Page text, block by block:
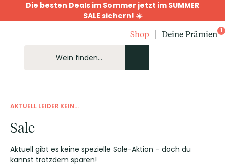
Die besten Deals im Sommer jetzt im SUMMER
SALE sichern! ☀️
Shop
Deine Prämien 1
AKTUELL LEIDER KEIN...
Sale
Aktuell gibt es keine spezielle Sale-Aktion – doch du
kannst trotzdem sparen!